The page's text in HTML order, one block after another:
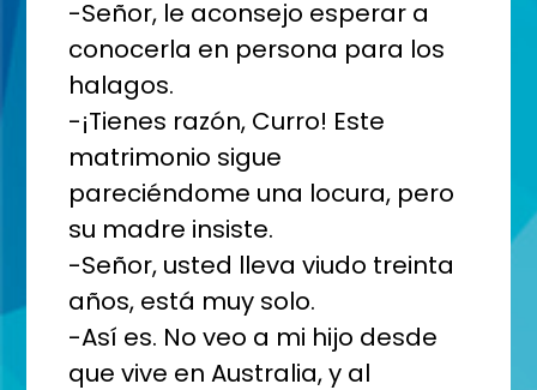
-Señor, le aconsejo esperar a
conocerla en persona para los
halagos.
-¡Tienes razón, Curro! Este
matrimonio sigue
pareciéndome una locura, pero
su madre insiste.
-Señor, usted lleva viudo treinta
años, está muy solo.
-Así es. No veo a mi hijo desde
que vive en Australia, y al